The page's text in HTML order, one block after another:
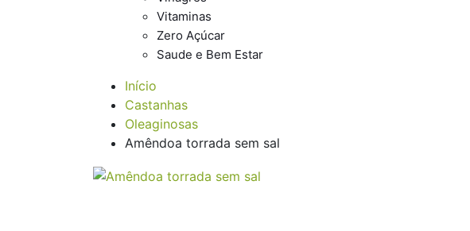
Vitaminas
Zero Açúcar
Saude e Bem Estar
Início
Castanhas
Oleaginosas
Amêndoa torrada sem sal